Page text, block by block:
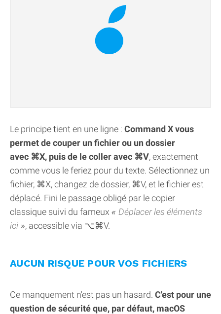
Le principe tient en une ligne : Command X vous
permet de couper un fichier ou un dossier
avec ⌘X, puis de le coller avec ⌘V, exactement
comme vous le feriez pour du texte. Sélectionnez un
fichier, ⌘X, changez de dossier, ⌘V, et le fichier est
déplacé. Fini le passage obligé par le copier
classique suivi du fameux
Déplacer les éléments
ici
, accessible via ⌥⌘V.
AUCUN RISQUE POUR VOS FICHIERS
Ce manquement n'est pas un hasard. C'est pour une
question de sécurité que, par défaut, macOS